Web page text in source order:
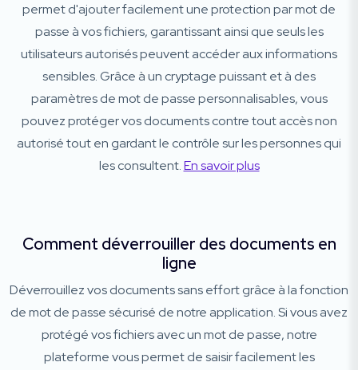
permet d'ajouter facilement une protection par mot de
passe à vos fichiers, garantissant ainsi que seuls les
utilisateurs autorisés peuvent accéder aux informations
sensibles. Grâce à un cryptage puissant et à des
paramètres de mot de passe personnalisables, vous
pouvez protéger vos documents contre tout accès non
autorisé tout en gardant le contrôle sur les personnes qui
les consultent.En savoir plus
Comment déverrouiller des documents en
ligne
Déverrouillez vos documents sans effort grâce à la fonction
de mot de passe sécurisé de notre application. Si vous avez
protégé vos fichiers avec un mot de passe, notre
plateforme vous permet de saisir facilement les